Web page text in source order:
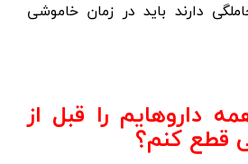
دارند باید در زمان خاموشی
داروهایم را قبل از
قطع کنم؟